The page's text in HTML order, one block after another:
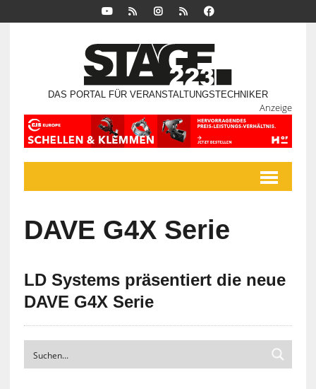
DAS PORTAL FÜR VERANSTALTUNGSTECHNIKER
Anzeige
DAVE G4X Serie
LD Systems präsentiert die neue
DAVE G4X Serie